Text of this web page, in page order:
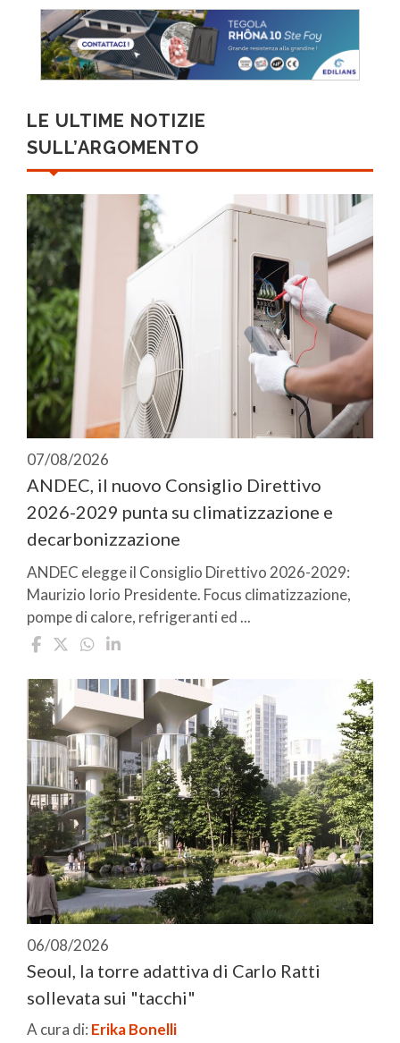
LE ULTIME NOTIZIE
SULL’ARGOMENTO
07/08/2026
ANDEC, il nuovo Consiglio Direttivo
2026-2029 punta su climatizzazione e
decarbonizzazione
ANDEC elegge il Consiglio Direttivo 2026-2029:
Maurizio Iorio Presidente. Focus climatizzazione,
pompe di calore, refrigeranti ed ...
06/08/2026
Seoul, la torre adattiva di Carlo Ratti
sollevata sui "tacchi"
A cura di: Erika Bonelli